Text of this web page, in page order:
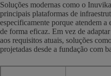
Soluções modernas como o
principais plataformas de
especificamente porque atendem a
de forma eficaz. Em vez de
aos requisitos atuais, soluções
projetadas desde a fundação com